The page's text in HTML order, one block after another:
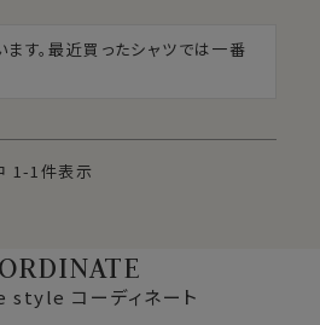
す。最近買ったシャツでは一番
1-1件表示
style コーディネート